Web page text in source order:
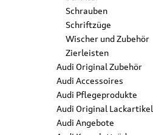
Schrauben
Schriftzüge
Wischer und Zubehör
Zierleisten
Audi Original Zubehör
Audi Accessoires
Audi Pflegeprodukte
Audi Original Lackartikel
Audi Angebote